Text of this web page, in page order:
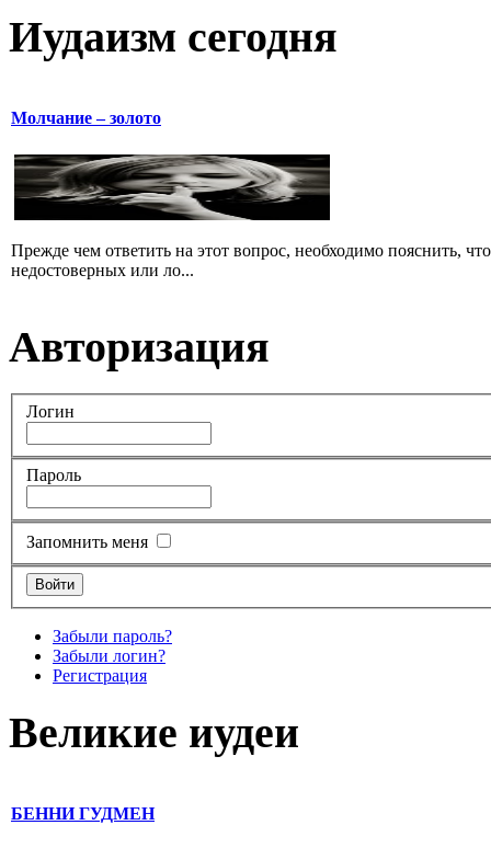
Иудаизм сегодня
Молчание – золото
Прежде чем ответить на этот вопрос, необходимо пояснить,
недостоверных или ло...
Авторизация
Логин
Пароль
Запомнить меня
Забыли пароль?
Забыли логин?
Регистрация
Великие иудеи
БЕННИ ГУДМЕН